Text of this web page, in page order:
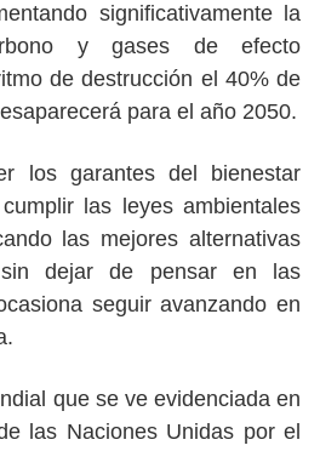
significativamente la
y gases de efecto
de destrucción el 40% de
para el año 2050.
los garantes del bienestar
las leyes ambientales
las mejores alternativas
dejar de pensar en las
seguir avanzando en
que se ve evidenciada en
las Naciones Unidas por el